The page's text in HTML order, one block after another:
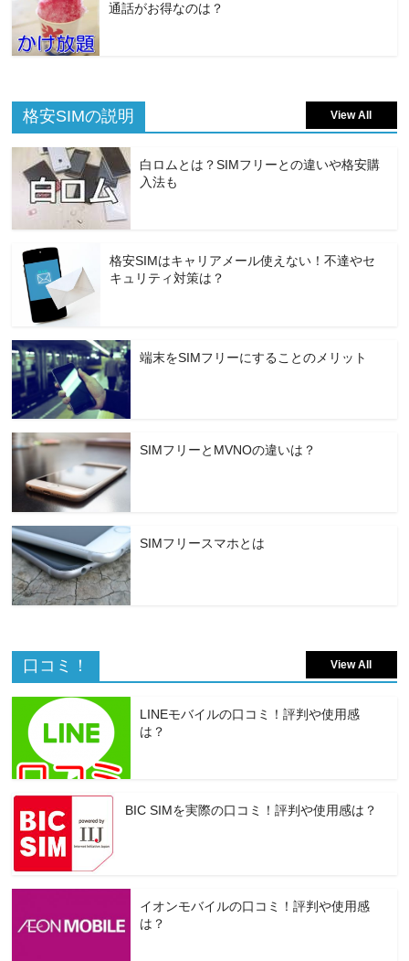
通話がお得なのは？
格安SIMの説明 View All
白ロムとは？SIMフリーとの違いや格安購
入法も
格安SIMはキャリアメール使えない！不達やセ
キュリティ対策は？
端末をSIMフリーにすることのメリット
SIMフリーとMVNOの違いは？
SIMフリースマホとは
口コミ！ View All
LINEモバイルの口コミ！評判や使用感
は？
BIC SIMを実際の口コミ！評判や使用感は？
イオンモバイルの口コミ！評判や使用感
は？